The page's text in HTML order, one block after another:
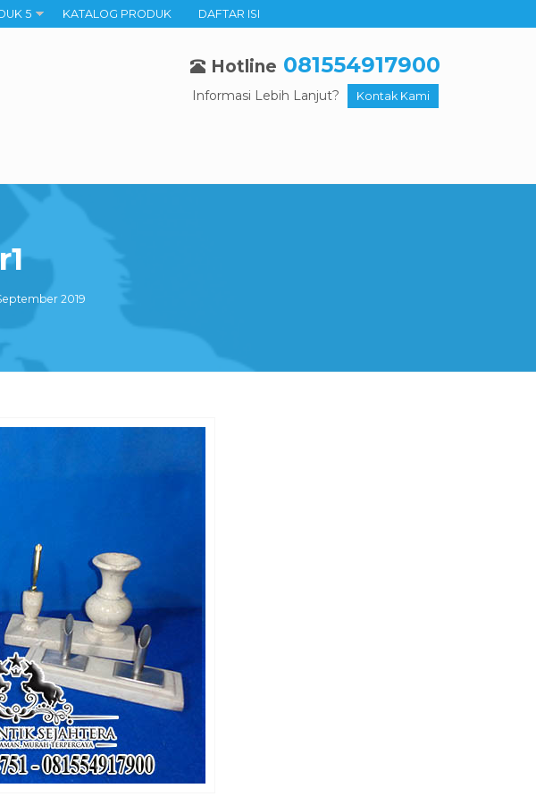
5 KATALOG PRODUK DAFTAR ISI
Hotline 081554917900
Informasi Lebih Lanjut? Kontak Kami
2019